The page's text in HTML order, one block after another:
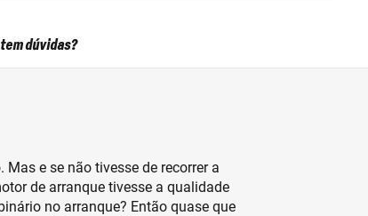
e se não tivesse de recorrer a
de arranque tivesse a qualidade
no arranque? Então quase que
dúvidas?